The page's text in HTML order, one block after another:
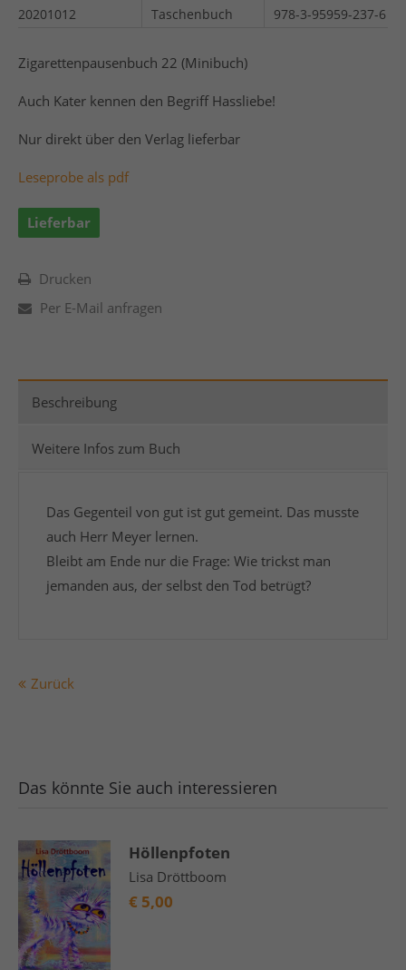
20201012
Taschenbuch
978-3-95959-237-6
Zigarettenpausenbuch 22 (Minibuch)
Auch Kater kennen den Begriff Hassliebe!
Nur direkt über den Verlag lieferbar
Leseprobe als pdf
Lieferbar
Drucken
Per E-Mail anfragen
Beschreibung
Weitere Infos zum Buch
Das Gegenteil von gut ist gut gemeint. Das musste
auch Herr Meyer lernen.
Bleibt am Ende nur die Frage: Wie trickst man
jemanden aus, der selbst den Tod betrügt?
Zurück
Das könnte Sie auch interessieren
Höllenpfoten
Lisa Dröttboom
€ 5,00